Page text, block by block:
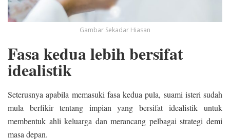
Gambar Sekadar Hiasan
Fasa kedua lebih bersifat
idealistik
Seterusnya apabila memasuki fasa kedua pula, suami isteri sudah
mula berfikir tentang impian yang bersifat idealistik untuk
membentuk ahli keluarga dan merancang pelbagai strategi demi
masa depan.